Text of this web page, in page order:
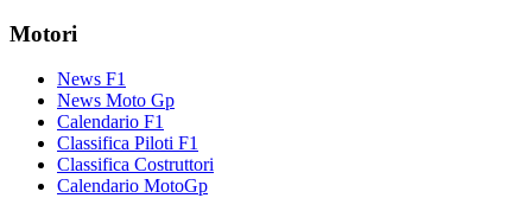
Motori
News F1
News Moto Gp
Calendario F1
Classifica Piloti F1
Classifica Costruttori
Calendario MotoGp